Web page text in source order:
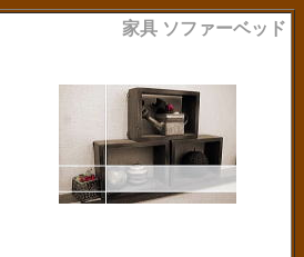
家具 ソファーベッド